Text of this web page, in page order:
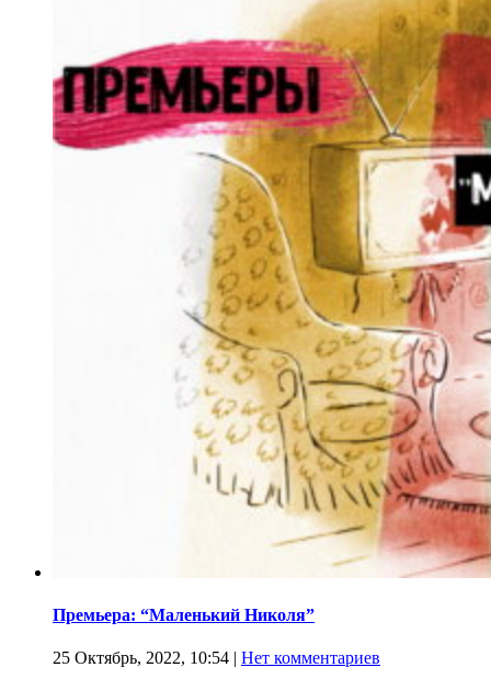
Премьера: “Маленький Николя”
25 Октябрь, 2022, 10:54 | Нет комментариев